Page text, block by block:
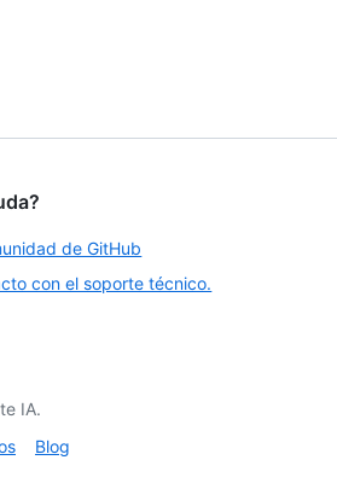
de GitHub
con el soporte técnico.
IA.
Blog